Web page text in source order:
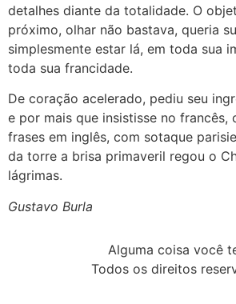
detalhes diante da totalidade. O
próximo, olhar não bastava, queria
simplesmente estar lá, em toda sua
toda sua francidade.
De coração acelerado, pediu seu
e por mais que insistisse no francês,
frases em inglês, com sotaque
da torre a brisa primaveril regou o
lágrimas.
Gustavo Burla
Alguma coisa você
Todos os direitos